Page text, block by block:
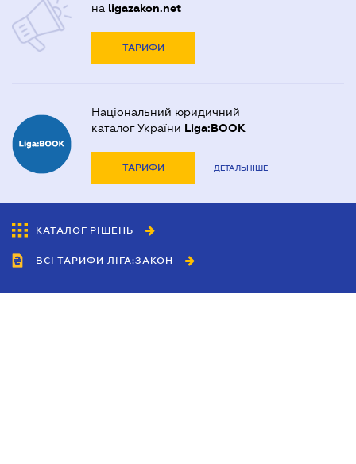
на ligazakon.net
ТАРИФИ
Національний юридичний
каталог України Liga:BOOK
ТАРИФИ ДЕТАЛЬНІШЕ
КАТАЛОГ РІШЕНЬ
ВСІ ТАРИФИ ЛІГА:ЗАКОН